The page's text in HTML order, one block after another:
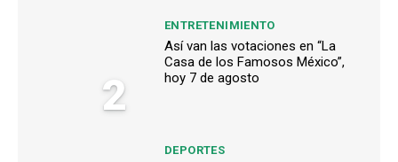
2
ENTRETENIMIENTO
Así van las votaciones en “La
Casa de los Famosos México”,
hoy 7 de agosto
DEPORTES